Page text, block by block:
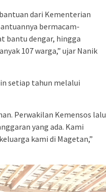
dari Kementerian
bermacam-
bantu dengar, hingga
107 warga,” ujar Nanik
setiap tahun melalui
Perwakilan Kemensos lalu
yang ada. Kami
kami di Magetan,”